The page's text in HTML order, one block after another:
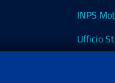
INPS
Ufficio